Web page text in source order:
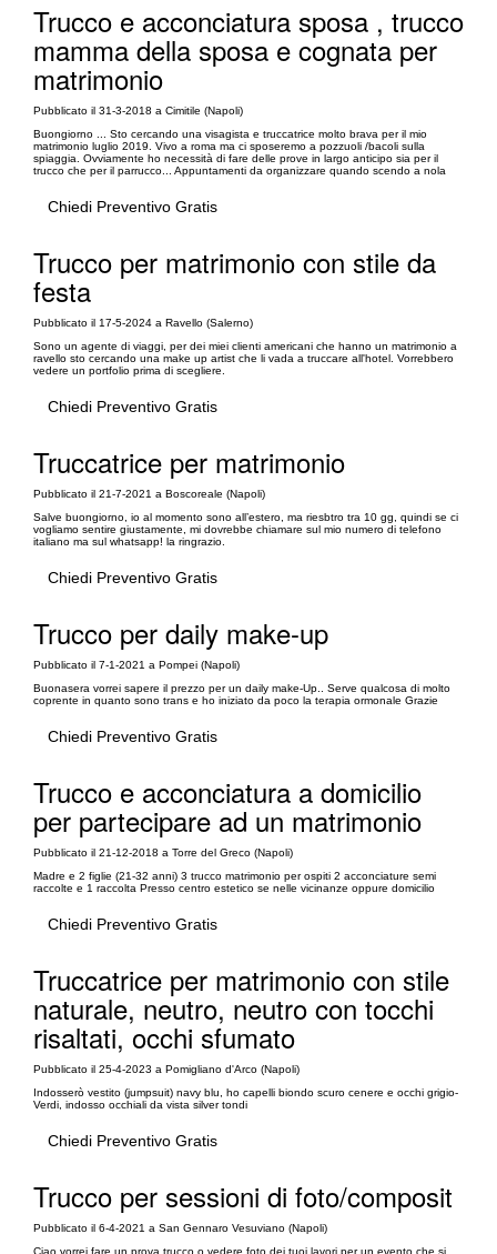
Trucco e acconciatura sposa , trucco
mamma della sposa e cognata per
matrimonio
Pubblicato il 31-3-2018 a Cimitile (Napoli)
Buongiorno ... Sto cercando una visagista e truccatrice molto brava per il mio
matrimonio luglio 2019. Vivo a roma ma ci sposeremo a pozzuoli /bacoli sulla
spiaggia. Ovviamente ho necessità di fare delle prove in largo anticipo sia per il
trucco che per il parrucco... Appuntamenti da organizzare quando scendo a nola
Chiedi Preventivo Gratis
Trucco per matrimonio con stile da
festa
Pubblicato il 17-5-2024 a Ravello (Salerno)
Sono un agente di viaggi, per dei miei clienti americani che hanno un matrimonio a
ravello sto cercando una make up artist che li vada a truccare all'hotel. Vorrebbero
vedere un portfolio prima di scegliere.
Chiedi Preventivo Gratis
Truccatrice per matrimonio
Pubblicato il 21-7-2021 a Boscoreale (Napoli)
Salve buongiorno, io al momento sono all’estero, ma riesbtro tra 10 gg, quindi se ci
vogliamo sentire giustamente, mi dovrebbe chiamare sul mio numero di telefono
italiano ma sul whatsapp! la ringrazio.
Chiedi Preventivo Gratis
Trucco per daily make-up
Pubblicato il 7-1-2021 a Pompei (Napoli)
Buonasera vorrei sapere il prezzo per un daily make-Up.. Serve qualcosa di molto
coprente in quanto sono trans e ho iniziato da poco la terapia ormonale Grazie
Chiedi Preventivo Gratis
Trucco e acconciatura a domicilio
per partecipare ad un matrimonio
Pubblicato il 21-12-2018 a Torre del Greco (Napoli)
Madre e 2 figlie (21-32 anni) 3 trucco matrimonio per ospiti 2 acconciature semi
raccolte e 1 raccolta Presso centro estetico se nelle vicinanze oppure domicilio
Chiedi Preventivo Gratis
Truccatrice per matrimonio con stile
naturale, neutro, neutro con tocchi
risaltati, occhi sfumato
Pubblicato il 25-4-2023 a Pomigliano d'Arco (Napoli)
Indosserò vestito (jumpsuit) navy blu, ho capelli biondo scuro cenere e occhi grigio-
Verdi, indosso occhiali da vista silver tondi
Chiedi Preventivo Gratis
Trucco per sessioni di foto/composit
Pubblicato il 6-4-2021 a San Gennaro Vesuviano (Napoli)
Ciao vorrei fare un prova trucco o vedere foto dei tuoi lavori per un evento che si